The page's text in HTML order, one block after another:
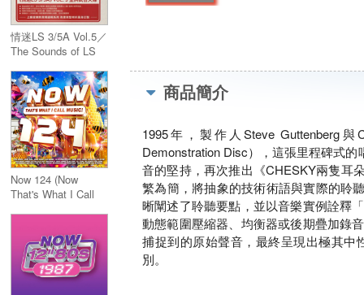
情迷LS 3/5A Vol.5／
The Sounds of LS
Now 124 (Now
That's What I Call
商品簡介
1995年，製作人Steve Guttenberg
Demonstration Disc），這張里程碑式
音的堅持，再次推出《CHESKY兩隻耳
繁為簡，將抽象的技術術語與實際的聆
晰闡述了聆聽要點，並以音樂實例詮釋
動態範圍壓縮器、均衡器或後期疊加錄
捕捉到的原始聲音，最終呈現出極其
別。